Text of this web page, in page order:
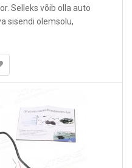
Selleks võib olla auto
sisendi olemsolu,